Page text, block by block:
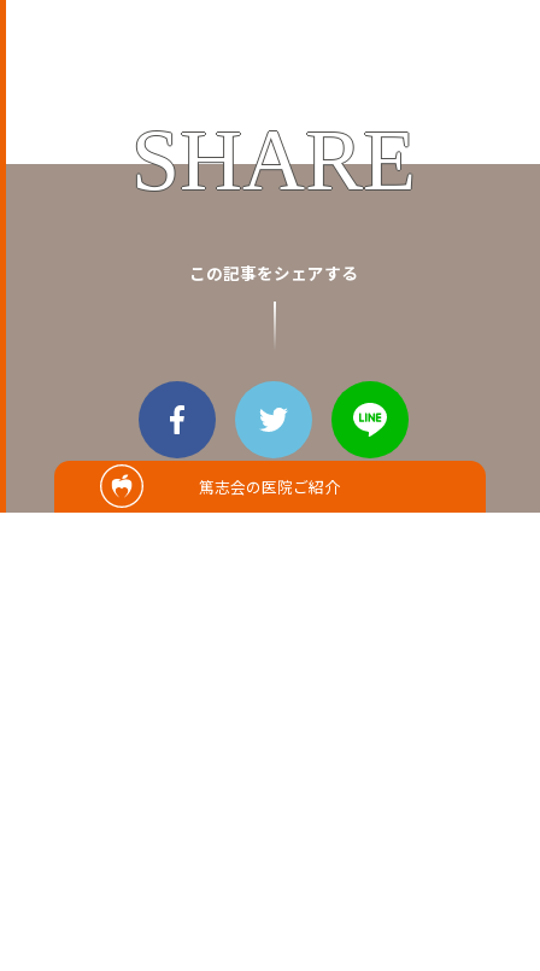
篤志会の医院ご紹介
SHARE
この記事をシェアする